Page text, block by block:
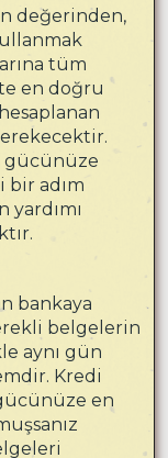
değerinden,
tüm
en doğru
gücünüze
bir adım
yardımı
bankaya
belgelerin
aynı gün
Kredi
en